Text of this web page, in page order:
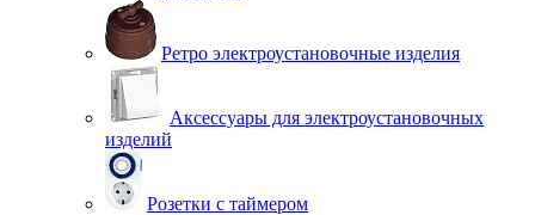
Ретро электроустановочные изделия
Аксессуары для электроустановочных
изделий
Розетки с таймером